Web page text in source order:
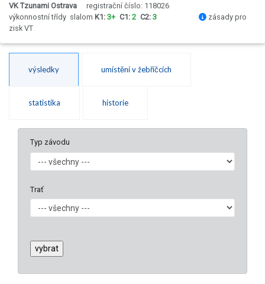
VK Tzunami Ostrava
registrační číslo: 118026
výkonnostní třídy slalom K1: 3+ C1: 2 C2: 3
zásady pro
zisk VT
výsledky umístění v žebříčcích
statistika historie
Typ závodu
Trať